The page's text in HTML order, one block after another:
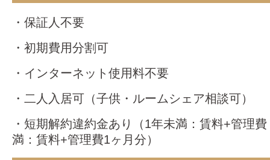
・保証人不要
・初期費用分割可
・インターネット使用料不要
・二人入居可（子供・ルームシェア相談可）
・短期解約違約金あり（1年未満：賃料+管理
満：賃料+管理費1ヶ月分）